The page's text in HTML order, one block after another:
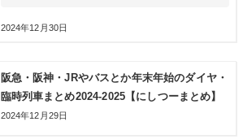
2024年12月30日
阪急・阪神・JRやバスとか年末年始のダイヤ・
臨時列車まとめ2024-2025【にしつーまとめ】
2024年12月29日